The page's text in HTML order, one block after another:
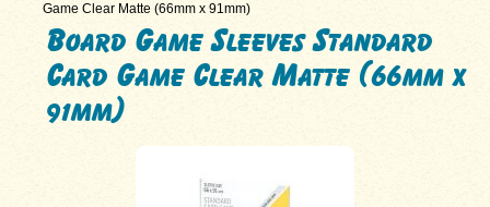
Game Clear Matte (66mm x 91mm)
Board Game Sleeves Standard
Card Game Clear Matte (66mm x
91mm)